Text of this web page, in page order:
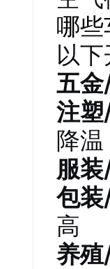
哪
以
五
注
降温
服
包
高
养